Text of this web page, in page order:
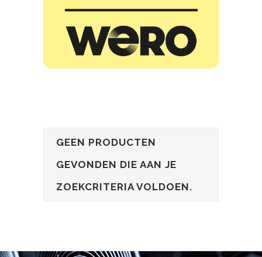
GEEN PRODUCTEN
GEVONDEN DIE AAN JE
ZOEKCRITERIA VOLDOEN.